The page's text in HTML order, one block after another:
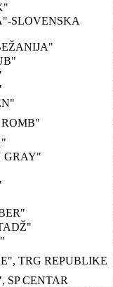
SLOVENSKA
GRAY"
TRG REPUBLIKE
SP CENTAR